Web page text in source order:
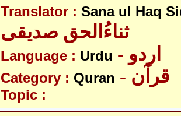
Translator : Sana ul Haq
ثناءُالحق صدیقی
Language : Urdu - اردو
Category : Quran - قرآن
Topic :